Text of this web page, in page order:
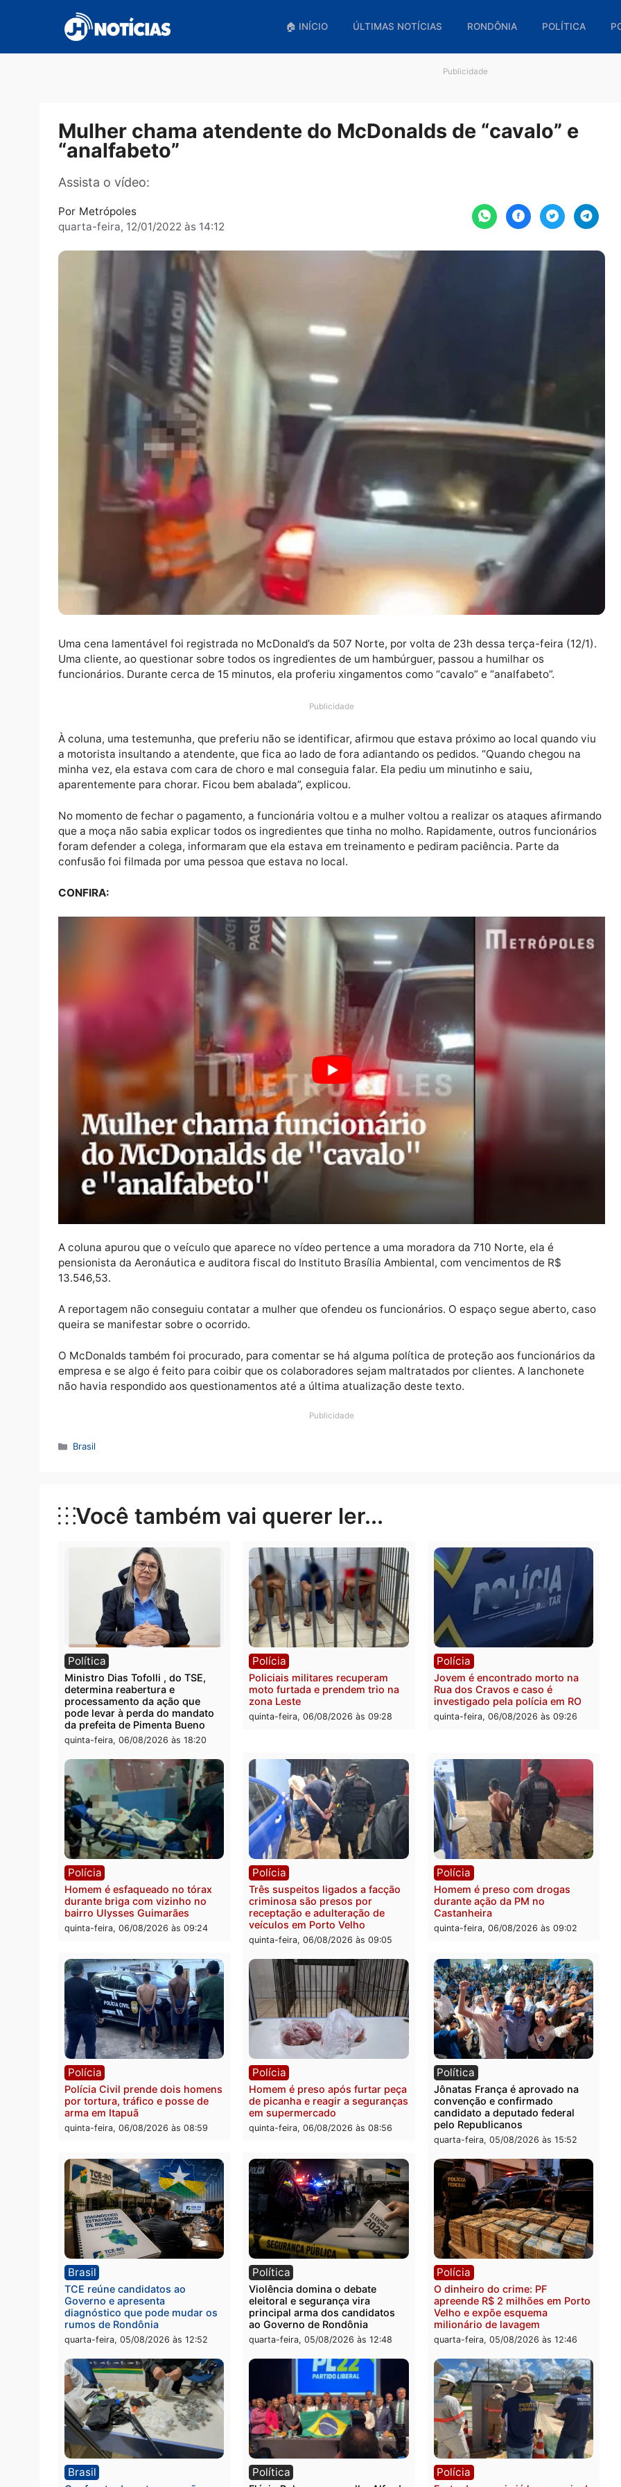
conteúdo
🏠 INÍCIO ÚLTIMAS NOTÍCIAS RONDÔNIA
Mulher chama atendente do McDonalds de “cavalo”
“analfabeto”
Por Metrópoles
quarta-feira, 12/01/2022 às 14:12
Uma cliente, ao questionar sobre todos os ingredientes de um hambúrguer, passou a humilhar os
funcionários. Durante cerca de 15 minutos, ela proferiu xingamentos como “cavalo” e “analfabeto”.
Publicidade
À coluna, uma testemunha, que preferiu não se identificar, afirmou que estava próximo ao local
a motorista insultando a atendente, que fica ao lado de fora adiantando os pedidos. “Quando
minha vez, ela estava com cara de choro e mal conseguia falar. Ela pediu um minutinho e saiu,
aparentemente para chorar. Ficou bem abalada”, explicou.
que a moça não sabia explicar todos os ingredientes que tinha no molho. Rapidamente, outros
foram defender a colega, informaram que ela estava em treinamento e pediram paciência. Parte da
confusão foi filmada por uma pessoa que estava no local.
A coluna apurou que o veículo que aparece no vídeo pertence a uma moradora da 710 Norte, ela é
A reportagem não conseguiu contatar a mulher que ofendeu os funcionários. O espaço segue
O McDonalds também foi procurado, para comentar se há alguma política de proteção aos
empresa e se algo é feito para coibir que os colaboradores sejam maltratados por clientes. A
Publicidade
Categorias
Brasil
Você também vai querer ler...
Política
Ministro Dias Tofolli , do TSE,
determina reabertura e
processamento da ação que
pode levar à perda do mandato
da prefeita de Pimenta Bueno
quinta-feira, 06/08/2026 às 18:20
Polícia
Policiais militares recuperam
moto furtada e prendem trio na
zona Leste
quinta-feira, 06/08/2026 às 09:28
Polícia
investigado pela polícia
quinta-feira, 06/08/2026 às
Polícia
Homem é esfaqueado no tórax
durante briga com vizinho no
bairro Ulysses Guimarães
Polícia
Três suspeitos ligados a facção
criminosa são presos por
receptação e adulteração de
Homem é preso com
durante ação da PM no
Castanheira
quinta-feira, 06/08/2026 às
Polícia
Polícia Civil prende dois homens
por tortura, tráfico e posse de
arma em Itapuã
quinta-feira, 06/08/2026 às 08:59
Polícia
Homem é preso após furtar peça
de picanha e reagir a seguranças
em supermercado
quinta-feira, 06/08/2026 às 08:56
Política
Jônatas França é
convenção e confirmado
candidato a deputado
pelo Republicanos
quarta-feira, 05/08/2026 às